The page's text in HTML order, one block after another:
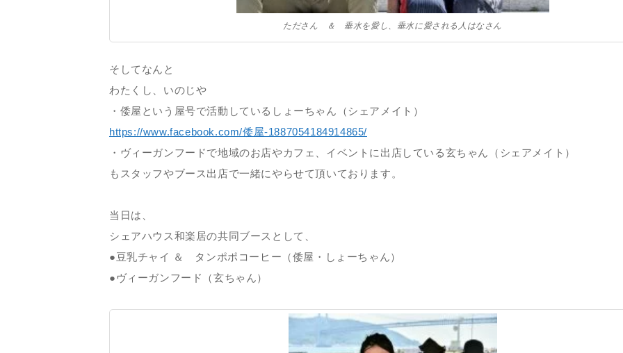
たださん ＆ 垂水を愛し、垂水に愛される人はなさん
そしてなんと
わたくし、いのじや
・倭屋という屋号で活動しているしょーちゃん（シェアメイト）
https://www.facebook.com/倭屋-1887054184914865/
・ヴィーガンフードで地域のお店やカフェ、イベントに出店している玄ちゃん（シェアメイト）
もスタッフやブース出店で一緒にやらせて頂いております。
当日は、
シェアハウス和楽居の共同ブースとして、
●豆乳チャイ ＆ タンポポコーヒー（倭屋・しょーちゃん）
●ヴィーガンフード（玄ちゃん）